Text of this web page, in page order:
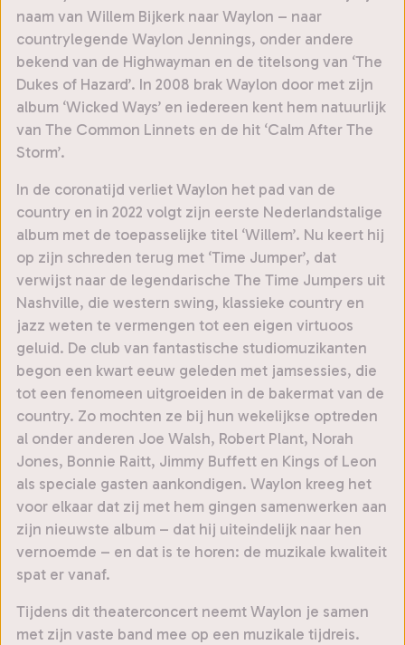
naam van Willem Bijkerk naar Waylon – naar
countrylegende Waylon Jennings, onder andere
bekend van de Highwayman en de titelsong van ‘The
Dukes of Hazard’. In 2008 brak Waylon door met zijn
album ‘Wicked Ways’ en iedereen kent hem natuurlijk
van The Common Linnets en de hit ‘Calm After The
Storm’.
In de coronatijd verliet Waylon het pad van de
country en in 2022 volgt zijn eerste Nederlandstalige
album met de toepasselijke titel ‘Willem’. Nu keert hij
op zijn schreden terug met ‘Time Jumper’, dat
verwijst naar de legendarische The Time Jumpers uit
Nashville, die western swing, klassieke country en
jazz weten te vermengen tot een eigen virtuoos
geluid. De club van fantastische studiomuzikanten
begon een kwart eeuw geleden met jamsessies, die
tot een fenomeen uitgroeiden in de bakermat van de
country. Zo mochten ze bij hun wekelijkse optreden
al onder anderen Joe Walsh, Robert Plant, Norah
Jones, Bonnie Raitt, Jimmy Buffett en Kings of Leon
als speciale gasten aankondigen. Waylon kreeg het
voor elkaar dat zij met hem gingen samenwerken aan
zijn nieuwste album – dat hij uiteindelijk naar hen
vernoemde – en dat is te horen: de muzikale kwaliteit
spat er vanaf.
Tijdens dit theaterconcert neemt Waylon je samen
met zijn vaste band mee op een muzikale tijdreis.